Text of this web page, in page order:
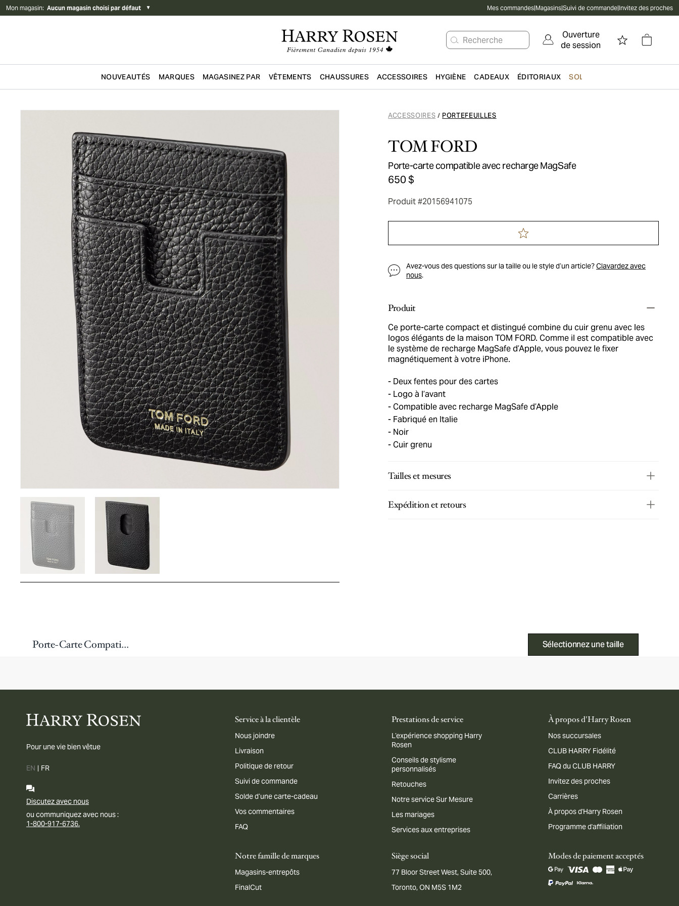
Mon magasin: Aucun magasin choisi par défaut ▼ Mes commandes|Magasins|Suivi de commande|Invitez des proches
Recherche
Ouverture
de session
Passer au contenu principal
NOUVEAUTÉS MARQUES MAGASINEZ PAR VÊTEMENTS CHAUSSURES ACCESSOIRES HYGIÈNE CADEAUX ÉDITORIAUX SOLDES
ACCESSOIRES / PORTEFEUILLES
TOM FORD
Porte-carte compatible avec recharge MagSafe
650 $
Produit #20156941075
Avez-vous des questions sur la taille ou le style d’un article?Clavardez avec
nous.
Produit
Ce porte-carte compact et distingué combine du cuir grenu avec les
logos élégants de la maison TOM FORD. Comme il est compatible avec
le système de recharge MagSafe d’Apple, vous pouvez le fixer
magnétiquement à votre iPhone.
Deux fentes pour des cartes
Logo à l’avant
Compatible avec recharge MagSafe d’Apple
Fabriqué en Italie
Noir
Cuir grenu
Tailles et mesures
Expédition et retours
Porte-Carte Compatible Avec Recharge MagSafe Sélectionnez une taille
Pour une vie bien vêtue
EN | FR
Discutez avec nous
ou communiquez avec nous :
1-800-917-6736.
Service à la clientèle
Nous joindre
Livraison
Politique de retour
Suivi de commande
Solde d’une carte-cadeau
Vos commentaires
FAQ
Prestations de service
L’expérience shopping Harry
Rosen
Conseils de stylisme
personnalisés
Retouches
Notre service Sur Mesure
Les mariages
Services aux entreprises
À propos d'Harry Rosen
Nos succursales
CLUB HARRY Fidélité
FAQ du CLUB HARRY
Invitez des proches
Carrières
À propos d'Harry Rosen
Programme d'affiliation
Notre famille de marques
Magasins-entrepôts
FinalCut
Siège social
77 Bloor Street West, Suite 500,
Toronto, ON M5S 1M2
Modes de paiement acceptés